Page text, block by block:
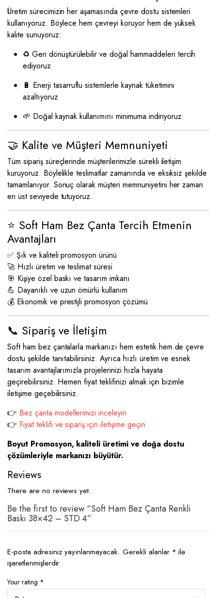
Üretim sürecimizin her aşamasında çevre dostu sistemleri
kullanıyoruz. Böylece hem çevreyi koruyor hem de yüksek
kalite sunuyoruz:
♻️ Geri dönüştürülebilir ve doğal hammaddeleri tercih
ediyoruz
🔋 Enerji tasarruflu sistemlerle kaynak tüketimini
azaltıyoruz
🌱 Doğal kaynak kullanımını minimuma indiriyoruz
🤝 Kalite ve Müşteri Memnuniyeti
Tüm sipariş süreçlerinde müşterilerimizle sürekli iletişim
kuruyoruz. Böylelikle teslimatlar zamanında ve eksiksiz şekilde
tamamlanıyor. Sonuç olarak müşteri memnuniyetini her zaman
en üst seviyede tutuyoruz.
⭐ Soft Ham Bez Çanta Tercih Etmenin
Avantajları
✅ Şık ve kaliteli promosyon ürünü
🚀 Hızlı üretim ve teslimat süresi
🎯 Kişiye özel baskı ve tasarım imkanı
💪 Dayanıklı ve uzun ömürlü kullanım
💰 Ekonomik ve prestijli promosyon çözümü
📞 Sipariş ve İletişim
Soft ham bez çantalarla markanızı hem estetik hem de çevre
dostu şekilde tanıtabilirsiniz. Ayrıca hızlı üretim ve esnek
tasarım avantajlarımızla projelerinizi hızla hayata
geçirebilirsiniz. Hemen fiyat teklifinizi almak için bizimle
iletişime geçebilirsiniz.
👉 Bez çanta modellerimizi inceleyin
👉 Fiyat teklifi ve sipariş için iletişime geçin
Boyut Promosyon, kaliteli üretimi ve doğa dostu
çözümleriyle markanızı büyütür.
Reviews
There are no reviews yet.
Be the first to review “Soft Ham Bez Çanta Renkli
Baskı 38×42 – STD 4”
E-posta adresiniz yayınlanmayacak. Gerekli alanlar * ile
işaretlenmişlerdir
Your rating *